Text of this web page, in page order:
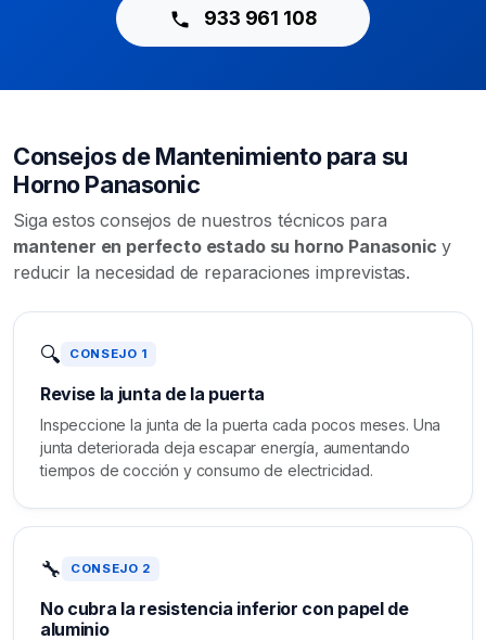
933 961 108
Consejos de Mantenimiento para su
Horno Panasonic
Siga estos consejos de nuestros técnicos para
mantener en perfecto estado su horno Panasonic y
reducir la necesidad de reparaciones imprevistas.
🔍 CONSEJO 1
Revise la junta de la puerta
Inspeccione la junta de la puerta cada pocos meses. Una
junta deteriorada deja escapar energía, aumentando
tiempos de cocción y consumo de electricidad.
🔧 CONSEJO 2
No cubra la resistencia inferior con papel de
aluminio